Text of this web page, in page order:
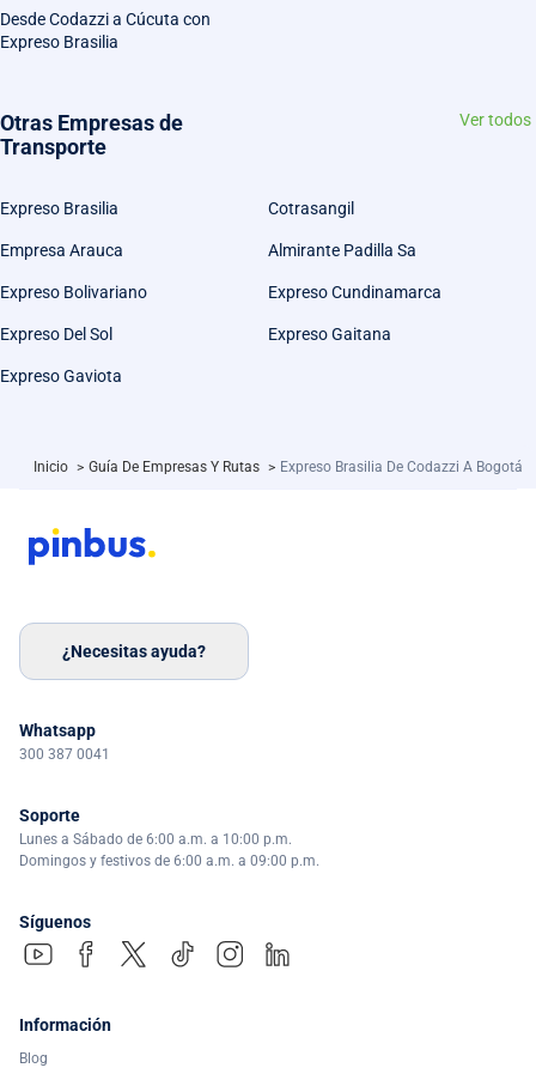
Desde Codazzi a Cúcuta con
Expreso Brasilia
Otras Empresas de
Transporte
Ver todos
Expreso Brasilia Cotrasangil
Empresa Arauca Almirante Padilla Sa
Expreso Bolivariano Expreso Cundinamarca
Expreso Del Sol Expreso Gaitana
Expreso Gaviota
Inicio > Guía De Empresas Y Rutas > Expreso Brasilia De Codazzi A Bogotá
¿Necesitas ayuda?
Whatsapp
300 387 0041
Soporte
Lunes a Sábado de 6:00 a.m. a 10:00 p.m.
Domingos y festivos de 6:00 a.m. a 09:00 p.m.
Síguenos
Información
Blog